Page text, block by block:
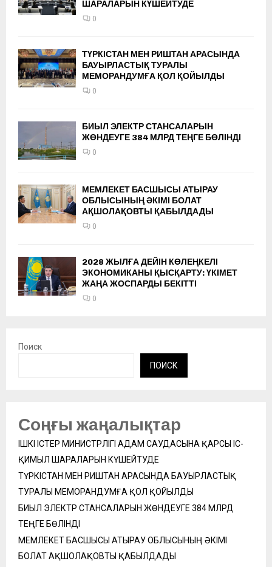
ШАРАЛАРЫН КҮШЕЙТУДЕ
0
ТҮРКІСТАН МЕН РИШТАН АРАСЫНДА
БАУЫРЛАСТЫҚ ТУРАЛЫ
МЕМОРАНДУМҒА ҚОЛ ҚОЙЫЛДЫ
0
БИЫЛ ЭЛЕКТР СТАНСАЛАРЫН
ЖӨНДЕУГЕ 384 МЛРД ТЕҢГЕ БӨЛІНДІ
0
МЕМЛЕКЕТ БАСШЫСЫ АТЫРАУ
ОБЛЫСЫНЫҢ ӘКІМІ БОЛАТ
АҚШОЛАҚОВТЫ ҚАБЫЛДАДЫ
0
2028 ЖЫЛҒА ДЕЙІН КӨЛЕҢКЕЛІ
ЭКОНОМИКАНЫ ҚЫСҚАРТУ: ҮКІМЕТ
ЖАҢА ЖОСПАРДЫ БЕКІТТІ
0
Поиск
ПОИСК
Соңғы жаңалықтар
ІШКІ ІСТЕР МИНИСТРЛІГІ АДАМ САУДАСЫНА ҚАРСЫ ІС-
ҚИМЫЛ ШАРАЛАРЫН КҮШЕЙТУДЕ
ТҮРКІСТАН МЕН РИШТАН АРАСЫНДА БАУЫРЛАСТЫҚ
ТУРАЛЫ МЕМОРАНДУМҒА ҚОЛ ҚОЙЫЛДЫ
БИЫЛ ЭЛЕКТР СТАНСАЛАРЫН ЖӨНДЕУГЕ 384 МЛРД
ТЕҢГЕ БӨЛІНДІ
МЕМЛЕКЕТ БАСШЫСЫ АТЫРАУ ОБЛЫСЫНЫҢ ӘКІМІ
БОЛАТ АҚШОЛАҚОВТЫ ҚАБЫЛДАДЫ